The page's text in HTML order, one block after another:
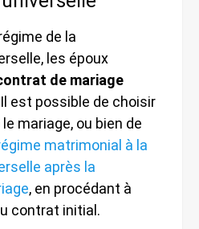
de la
les époux
de mariage
est possible de choisir
mariage, ou bien de
matrimonial à la
après la
, en procédant à
contrat initial.